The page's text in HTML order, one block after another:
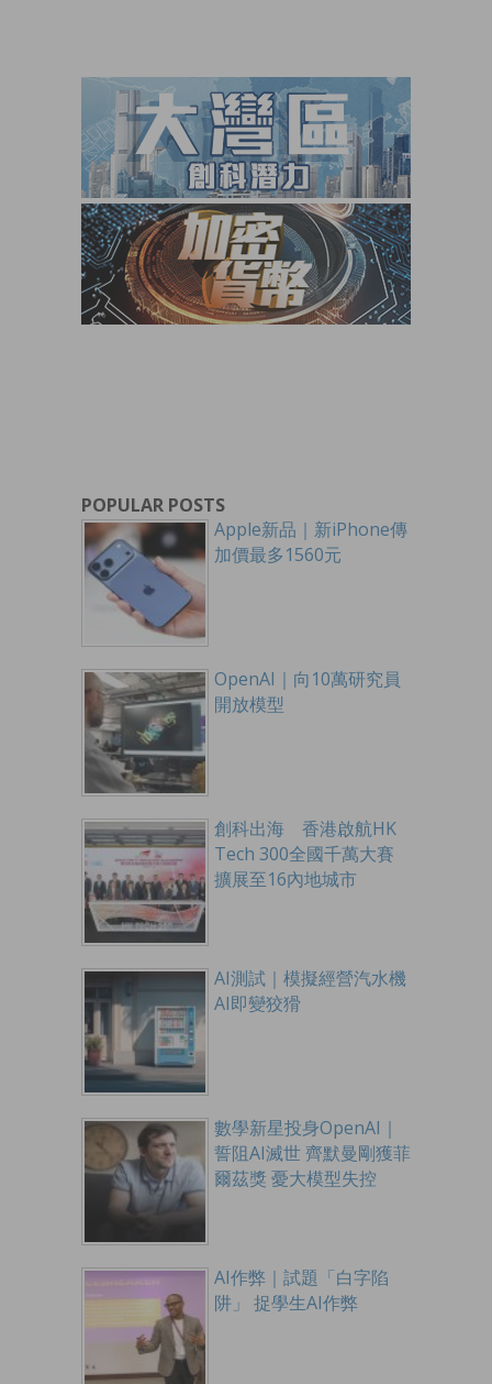
POPULAR POSTS
Apple新品｜新iPhone傳
加價最多1560元
OpenAI｜向10萬研究員
開放模型
創科出海 香港啟航HK
Tech 300全國千萬大賽
擴展至16內地城市
AI測試｜模擬經營汽水機
AI即變狡猾
數學新星投身OpenAI｜
誓阻AI滅世 齊默曼剛獲菲
爾茲獎 憂大模型失控
AI作弊｜試題「白字陷
阱」 捉學生AI作弊